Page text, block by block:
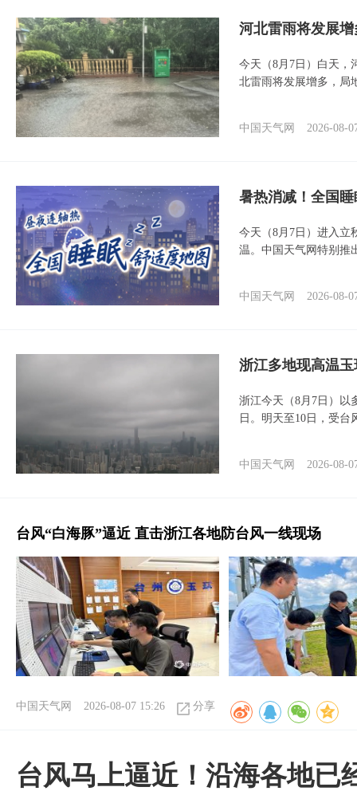
河北雷雨将发展
今天（8月7日）白天，
北雷雨将发展增多，局
中国天气网 2026-08-
暑热消减！全国
今天（8月7日）进入立
温。中国天气网特别推
中国天气网 2026-08-
浙江多地现高温
浙江今天（8月7日）以
日。明天至10日，受台
中国天气网 2026-08-
台风“白海豚”逼近 直击浙江各地防台风一线现场
中国天气网 2026-08-07 15:26 分享
台风马上逼近！沿海各地已